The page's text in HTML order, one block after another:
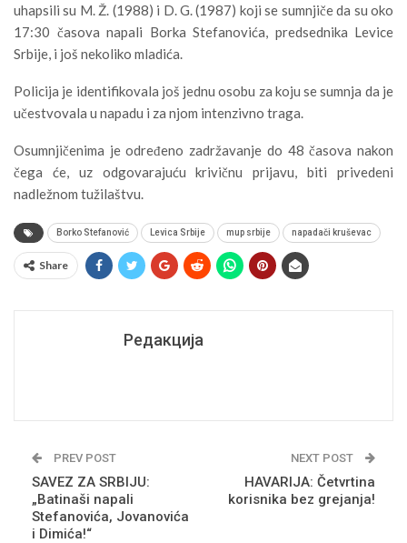
uhapsili su M. Ž. (1988) i D. G. (1987) koji se sumnjiče da su oko
17:30 časova napali Borka Stefanovića, predsednika Levice
Srbije, i još nekoliko mladića.
Policija je identifikovala još jednu osobu za koju se sumnja da je
učestvovala u napadu i za njom intenzivno traga.
Osumnjičenima je određeno zadržavanje do 48 časova nakon
čega će, uz odgovarajuću krivičnu prijavu, biti privedeni
nadležnom tužilaštvu.
Borko Stefanović Levica Srbije mup srbije napadači kruševac
Share
Редакција
PREV POST
SAVEZ ZA SRBIJU:
„Batinaši napali
Stefanovića, Jovanovića
i Dimića!“
NEXT POST
HAVARIJA: Četvrtina
korisnika bez grejanja!